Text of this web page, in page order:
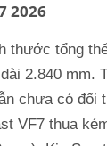
2026
thước tổng
2.840 mm.
chưa có đối
VF7 thua